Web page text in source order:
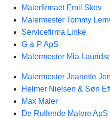
Malerfirmaet Emil Skov
Malermester Tommy
Servicefirma Linke
G & P ApS
Malermester Mia
Malermester Jeanette
Helmer Nielsen & Søn
Max Maler
De Rullende Malere ApS